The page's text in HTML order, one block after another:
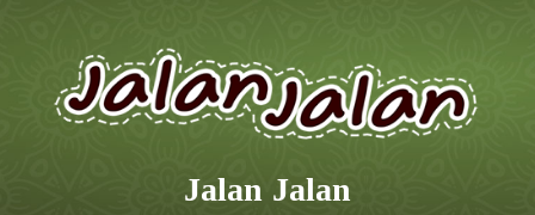
Jalan Jalan